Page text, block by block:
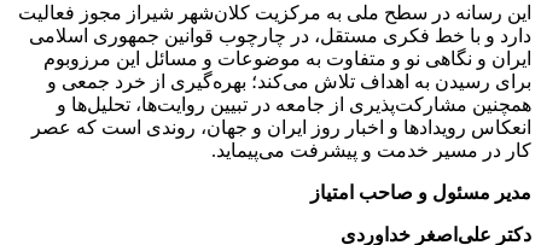
این رسانه در سطح ملی به مرکزیت کلان‌شهر شیراز مجوز فعالیت
دارد و با خط فکری مستقل، در چارچوب قوانین جمهوری اسلامی
ایران و نگاهی نو و متفاوت به موضوعات ‌و مسائل این مرزوبوم
برای رسیدن به اهداف تلاش می‌کند؛ بهره‌گیری از خرد جمعی و
همچنین مشارکت‌پذیری از جامعه در تبیین روایت‌ها، تحلیل‌ها و
انعکاس رویدادها و اخبار روز ایران و جهان، روندی است که عصر
کار در مسیر خدمت و پیشرفت می‌پیماید.
مدیر مسئول و صاحب امتیاز
دکتر علی‌اصغر خداوردی